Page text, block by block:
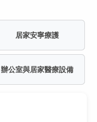
居家安寧療護
辦公室與居家醫療設備